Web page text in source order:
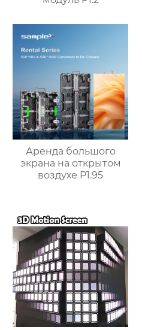
Аренда большого
экрана на открытом
воздухе P1.95